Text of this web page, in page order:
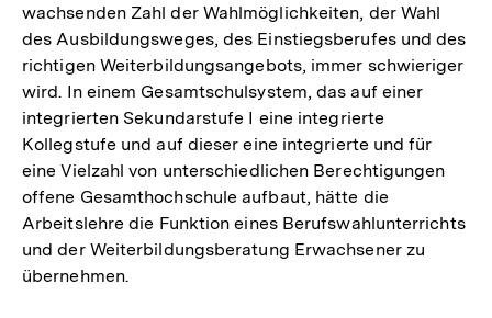
wachsenden Zahl der Wahlmöglichkeiten, der Wahl
des Ausbildungsweges, des Einstiegsberufes und des
richtigen Weiterbildungsangebots, immer schwieriger
wird. In einem Gesamtschulsystem, das auf einer
integrierten Sekundarstufe I eine integrierte
Kollegstufe und auf dieser eine integrierte und für
eine Vielzahl von unterschiedlichen Berechtigungen
offene Gesamthochschule aufbaut, hätte die
Arbeitslehre die Funktion eines Berufswahlunterrichts
und der Weiterbildungsberatung Erwachsener zu
übernehmen.